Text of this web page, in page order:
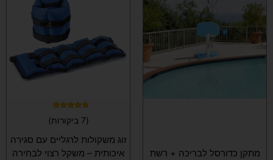
מתקן כדורסל לבריכה + רשת
₪790.
₪670.
5.00
(7 ביקורות)
זוג משקולות לרגליים עם סגירה
איכותית – משקל רצוי לבחירה
יש
מספר
סוגים.
ניתן
לבחור
את
בעמוד
המוצר